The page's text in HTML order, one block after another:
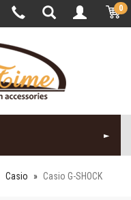
0
Casio Casio G-SHOCK